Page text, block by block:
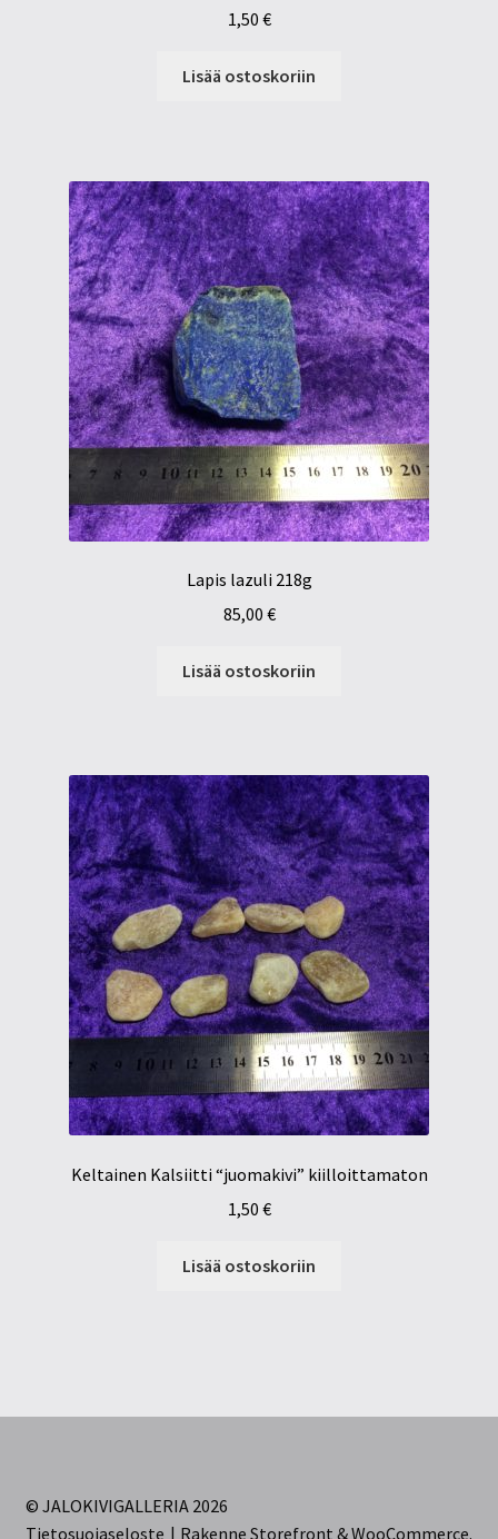
1,50 €
Lisää ostoskoriin
Lapis lazuli 218g
85,00 €
Lisää ostoskoriin
Keltainen Kalsiitti “juomakivi” kiilloittamaton
1,50 €
Lisää ostoskoriin
© JALOKIVIGALLERIA 2026
Tietosuojaseloste
Rakenne Storefront & WooCommerce.